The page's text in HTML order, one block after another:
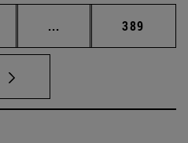
... Páginas intermedias
Página
389